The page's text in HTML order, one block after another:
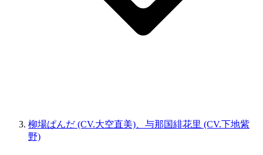
柳場ぱんだ (CV.大空直美)、与那国緋花里 (CV.下地紫
野)